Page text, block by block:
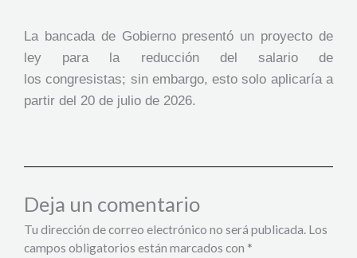
La bancada de Gobierno presentó un proyecto de
ley para la reducción del salario de
los congresistas; sin embargo, esto solo aplicaría a
partir del 20 de julio de 2026.
Deja un comentario
Tu dirección de correo electrónico no será publicada. Los
campos obligatorios están marcados con *